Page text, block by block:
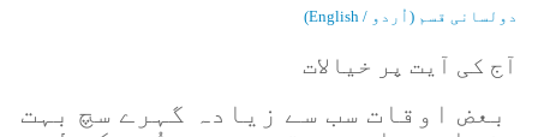
دولسانی قسم (اُردو / English)
آج کی آیت پر خیالات
بعض اوقات سب سے زیادہ گہرے سچ بہت